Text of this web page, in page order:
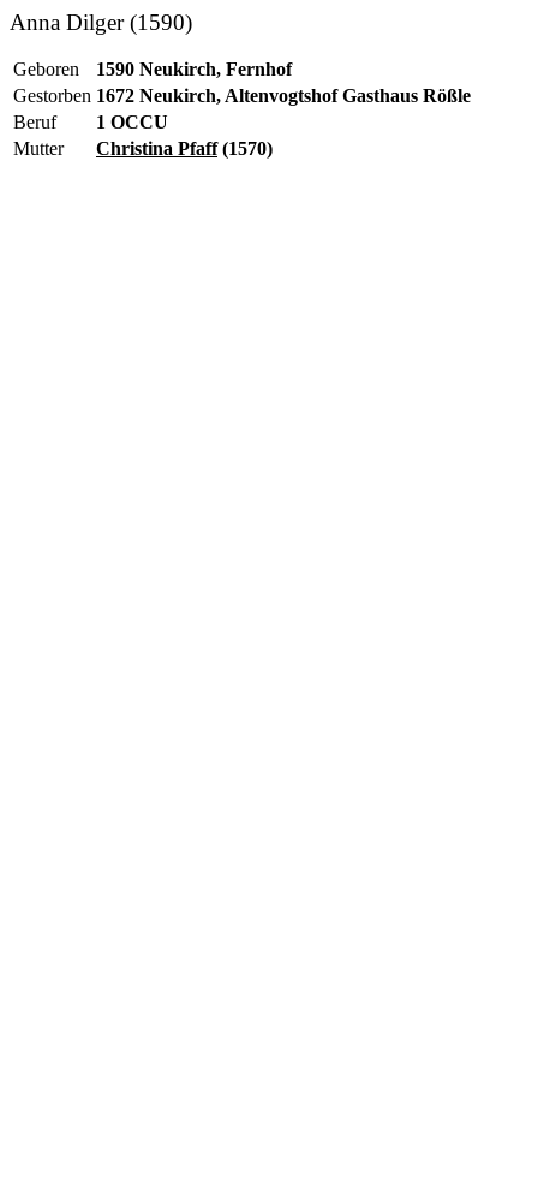
Anna Dilger (1590)
Geboren
1590 Neukirch, Fernhof
Gestorben 1672 Neukirch, Altenvogtshof Gasthaus Rößle
Beruf
1 OCCU
Mutter
Christina Pfaff(1570)